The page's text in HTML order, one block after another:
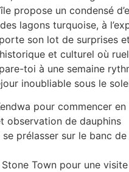
propose un condensé
lagons turquoise, à
son lot de surprises
et culturel où
toi à une semaine
inoubliable sous le
pour commencer
observation de dauphins
prélasser sur le banc de
Stone Town pour une